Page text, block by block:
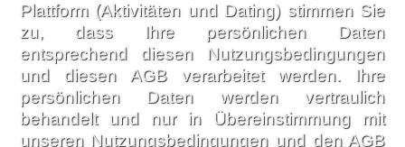
Plattform (Aktivitäten und Dating) stimmen Sie
zu, dass Ihre persönlichen Daten
entsprechend diesen Nutzungsbedingungen
und diesen AGB verarbeitet werden. Ihre
persönlichen Daten werden vertraulich
behandelt und nur in Übereinstimmung mit
unseren Nutzungsbedingungen und den AGB